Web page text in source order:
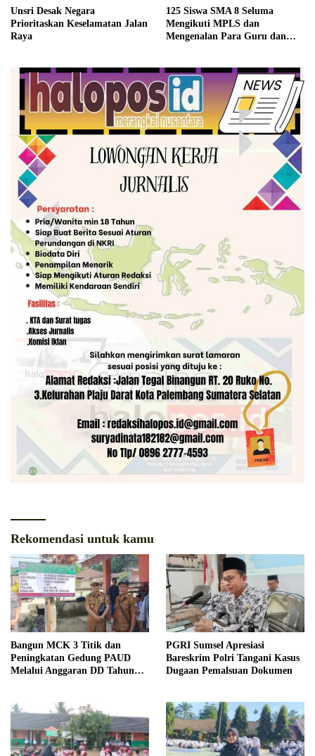
Unsri Desak Negara
Prioritaskan Keselamatan Jalan
Raya
125 Siswa SMA 8 Seluma
Mengikuti MPLS dan
Mengenalan Para Guru dan
Rekomendasi untuk kamu
Bangun MCK 3 Titik dan
Peningkatan Gedung PAUD
Melalui Anggaran DD Tahun
PGRI Sumsel Apresiasi
Bareskrim Polri Tangani Kasus
Dugaan Pemalsuan Dokumen